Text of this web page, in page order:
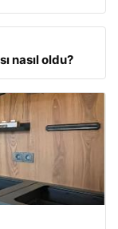
nasıl oldu?